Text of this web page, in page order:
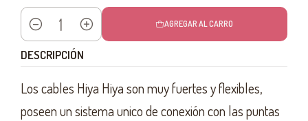
Cantidad
AGREGAR AL CARRO
DESCRIPCIÓN
Los cables Hiya Hiya son muy fuertes y flexibles,
poseen un sistema unico de conexión con las puntas